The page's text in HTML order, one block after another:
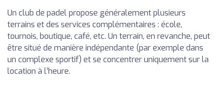
Un club de padel propose généralement plusieurs
terrains et des services complémentaires : école,
tournois, boutique, café, etc. Un terrain, en revanche, peut
être situé de manière indépendante (par exemple dans
un complexe sportif) et se concentrer uniquement sur la
location à l’heure.